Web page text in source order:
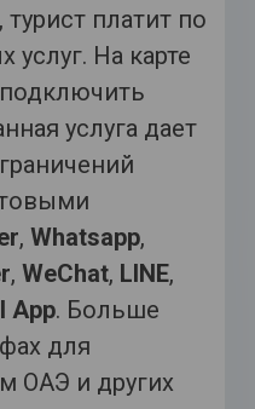
платит по
услуг. На карте
услуга дает
, Whatsapp,
, WeChat, LINE,
App. Больше
для
ОАЭ и других